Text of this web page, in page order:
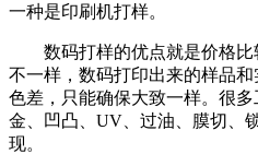
一种是印刷机打样。
数码打样的优点就是价格
不一样，数码打印出来的样品
色差，只能确保大致一样。很
金、凹凸、UV、过油、膜切、
现。